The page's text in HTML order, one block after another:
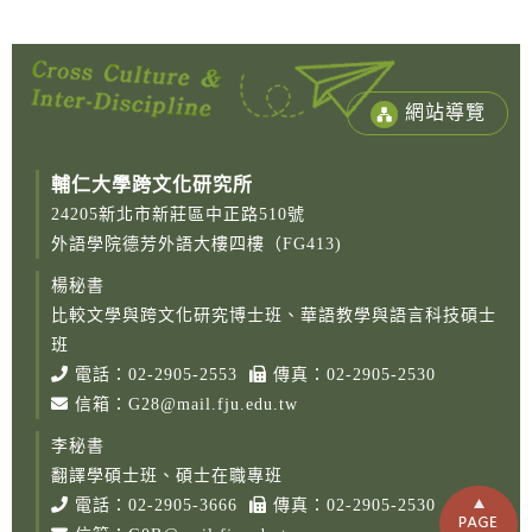
網站導覽
輔仁大學跨文化研究所
24205新北市新莊區中正路510號
外語學院德芳外語大樓四樓（FG413)
楊秘書
比較文學與跨文化研究博士班、華語教學與語言科技碩士
班
電話： 02-2905-2553
傳真：02-2905-2530
信箱： G28@mail.fju.edu.tw
李秘書
翻譯學碩士班、碩士在職專班
電話： 02-2905-3666
傳真：02-2905-2530